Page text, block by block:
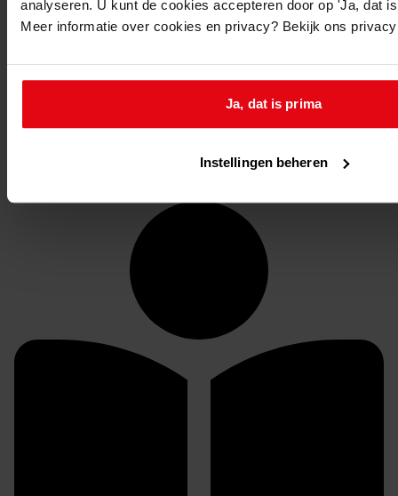
analyseren. U kunt de cookies accepteren door op 'Ja, dat
Meer informatie over cookies en privacy? Bekijk ons
Ja, dat is prima
Instellingen beheren
Toon details van deze beschrijving
1136Bouw bergplaats, 1950
Toon details van deze beschrijving
1049-BD Gemeente Spanbroek, bouwvergunningen,